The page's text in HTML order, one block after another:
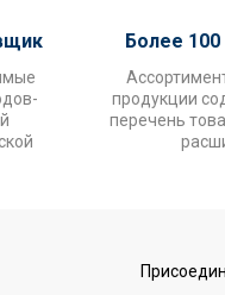
Более 100
продукции
перечень